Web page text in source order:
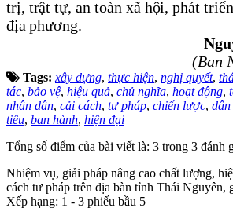
trị, trật tự, an toàn xã hội, phát
địa phương.
(Ban
Tags:xây dựng, thực hiện, nghị quyết,
tác, bảo vệ, hiệu quả, chủ nghĩa, hoạt động,
nhân dân, cải cách, tư pháp, chiến lược, dân
tiêu, ban hành, hiện đại
Tổng số điểm của bài viết là: 3 trong 3 đánh
Nhiệm vụ, giải pháp nâng cao chất lượng,
cách tư pháp trên địa bàn tỉnh Thái Nguyên,
Xếp hạng: 1 - 3 phiếu bầu 5